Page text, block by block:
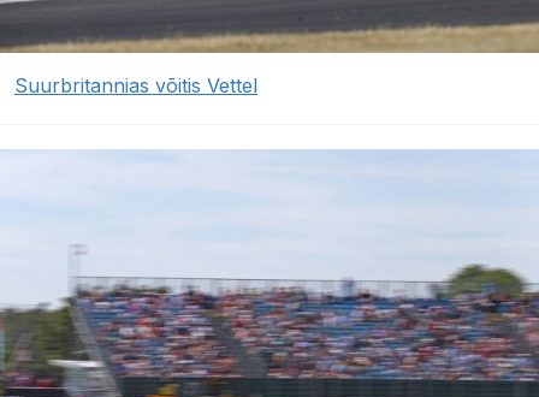
Suurbritannias võitis Vettel